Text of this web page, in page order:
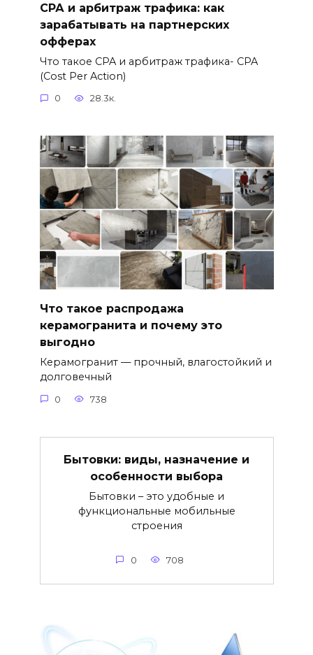
СРА и арбитраж трафика: как
зарабатывать на партнерских
офферах
Что такое CPA и арбитраж трафика- CPA
(Cost Per Action)
0 28.3к.
Что такое распродажа
керамогранита и почему это
выгодно
Керамогранит — прочный, влагостойкий и
долговечный
0 738
Бытовки: виды, назначение и
особенности выбора
Бытовки – это удобные и
функциональные мобильные
строения
0 708